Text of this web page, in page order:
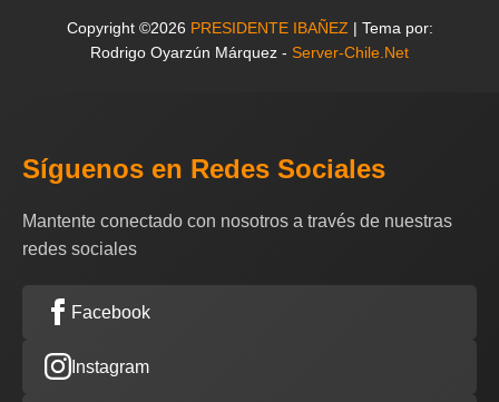
Copyright ©2026 PRESIDENTE IBAÑEZ | Tema por:
Rodrigo Oyarzún Márquez - Server-Chile.Net
Síguenos en Redes Sociales
Mantente conectado con nosotros a través de nuestras
redes sociales
Facebook
Instagram